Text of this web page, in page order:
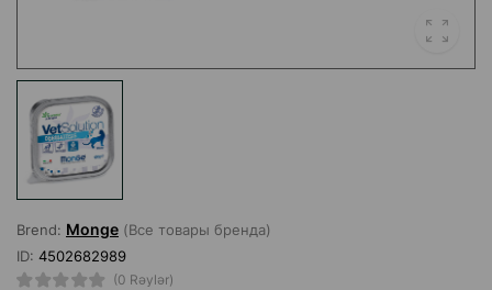
Brend: Monge (Все товары бренда)
ID: 4502682989
(0 Rəylər)